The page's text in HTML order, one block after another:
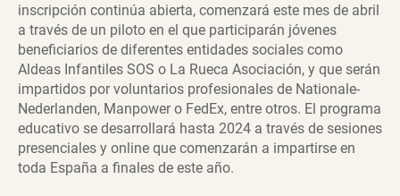
inscripción continúa abierta, comenzará este mes de abril
a través de un piloto en el que participarán jóvenes
beneficiarios de diferentes entidades sociales como
Aldeas Infantiles SOS o La Rueca Asociación, y que serán
impartidos por voluntarios profesionales de Nationale-
Nederlanden, Manpower o FedEx, entre otros. El programa
educativo se desarrollará hasta 2024 a través de sesiones
presenciales y online que comenzarán a impartirse en
toda España a finales de este año.